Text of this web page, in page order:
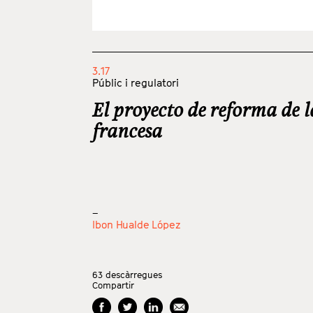
3.17
Públic i regulatori
El proyecto de reforma de
francesa
_
Ibon Hualde López
63 descàrregues
Compartir